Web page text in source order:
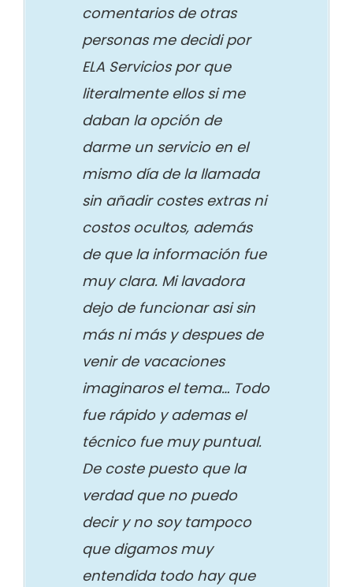
comentarios de otras
personas me decidi por
ELA Servicios por que
literalmente ellos si me
daban la opción de
darme un servicio en el
mismo día de la llamada
sin añadir costes extras ni
costos ocultos, además
de que la información fue
muy clara. Mi lavadora
dejo de funcionar asi sin
más ni más y despues de
venir de vacaciones
imaginaros el tema… Todo
fue rápido y ademas el
técnico fue muy puntual.
De coste puesto que la
verdad que no puedo
decir y no soy tampoco
que digamos muy
entendida todo hay que